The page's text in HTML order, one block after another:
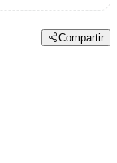
Compartir